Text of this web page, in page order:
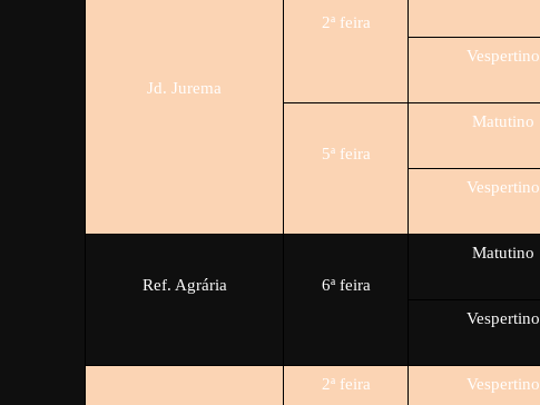
Jd. Jurema
2ª feira
Vespertino
5ª feira
Matutino
Vespertino
Ref. Agrária 6ª feira
Matutino
Vespertino
2ª feira Vespertino